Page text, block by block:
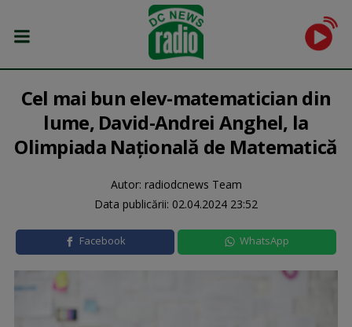
Cel mai bun elev-matematician din
lume, David-Andrei Anghel, la
Olimpiada Naţională de Matematică
Autor: radiodcnews Team
Data publicării: 02.04.2024 23:52
Facebook WhatsApp